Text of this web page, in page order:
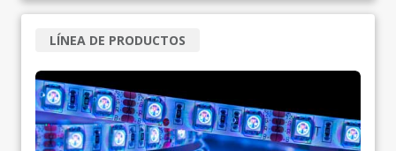
LÍNEA DE PRODUCTOS